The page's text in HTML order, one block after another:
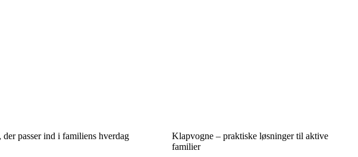
der passer ind i familiens hverdag
Klapvogne – praktiske løsninger til aktive
familier